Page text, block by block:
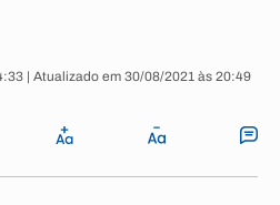
| Atualizado em 30/08/2021 às 20:49